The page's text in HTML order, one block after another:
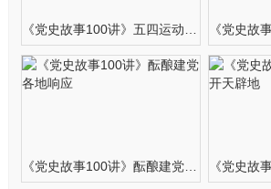
《党史故事100讲》酝酿建党 各地响应